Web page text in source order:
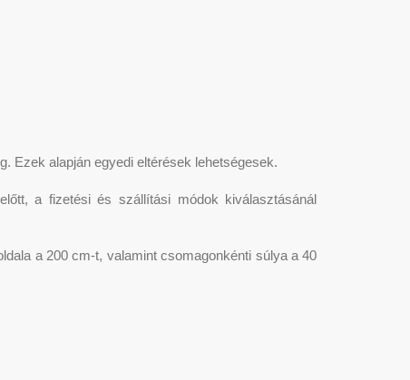
Ezek alapján egyedi eltérések lehetségesek.
a fizetési és szállítási módok kiválasztásánál
a 200 cm-t, valamint csomagonkénti súlya a 40